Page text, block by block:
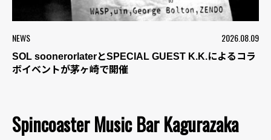
NEWS 2026.08.09
SOL soonerorlaterとSPECIAL GUEST K.K.によるコラ
ボイベントが茅ヶ崎で開催
Spincoaster Music Bar Kagurazaka